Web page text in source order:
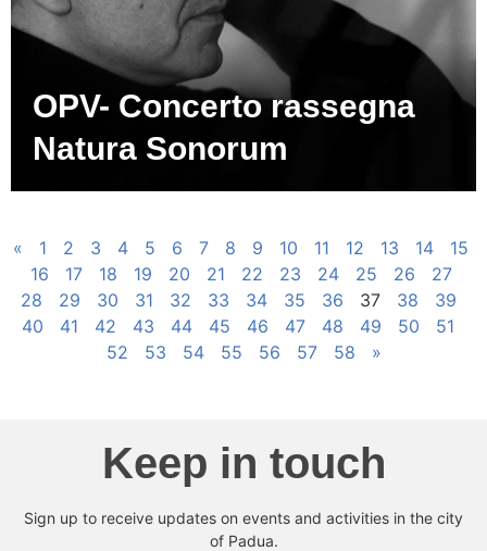
OPV- Concerto rassegna
Natura Sonorum
« 1 2 3 4 5 6 7 8 9 10 11 12 13 14
15
16
17 18 19 20 21 22 23 24 25 26
27
28
29 30 31 32 33 34 35 36 37 38
39
40
41 42 43 44 45 46 47 48 49 50
51
52
53 54 55 56 57 58 »
Keep in touch
Sign up to receive updates on events and activities in the city
of Padua.